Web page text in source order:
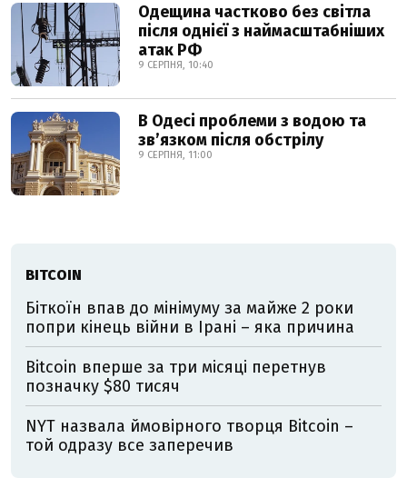
Одещина частково без світла
після однієї з наймасштабніших
атак РФ
9 СЕРПНЯ, 10:40
В Одесі проблеми з водою та
звʼязком після обстрілу
9 СЕРПНЯ, 11:00
BITCOIN
Біткоїн впав до мінімуму за майже 2 роки
попри кінець війни в Ірані – яка причина
Bitcoin вперше за три місяці перетнув
позначку $80 тисяч
NYT назвала ймовірного творця Bitcoin –
той одразу все заперечив